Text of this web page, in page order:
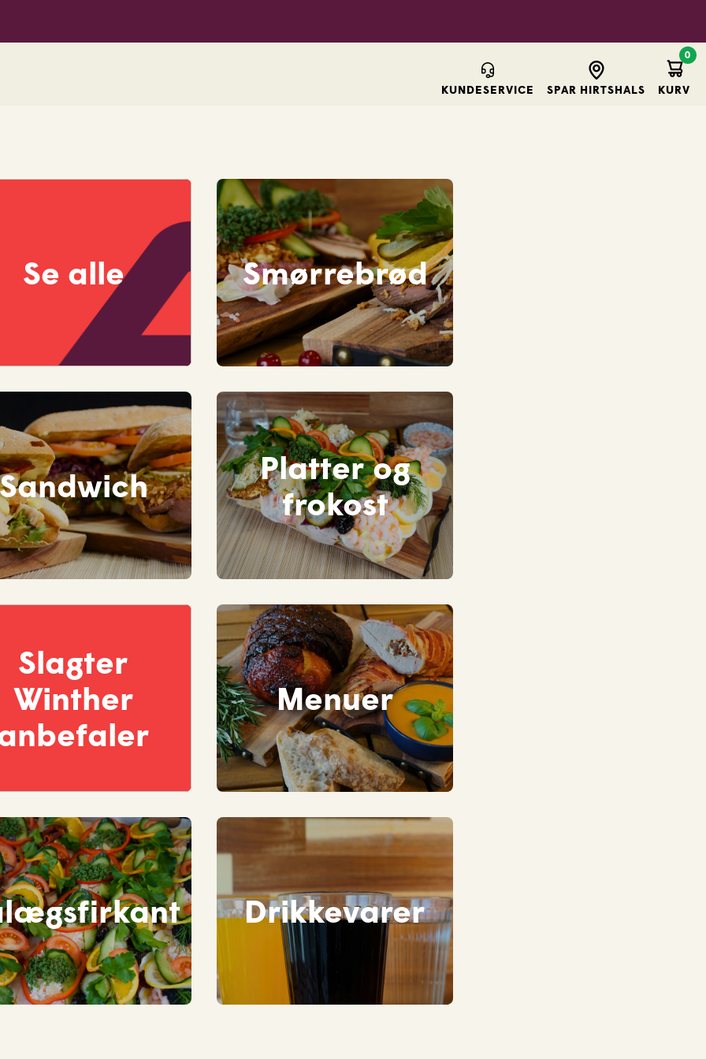
KUNDESERVICE SPAR HIRTSHALS
Kurv
0
KURV
Se alle Smørrebrød
Platter og
frokost
Slagter
Winther
Menuer
Drikkevarer